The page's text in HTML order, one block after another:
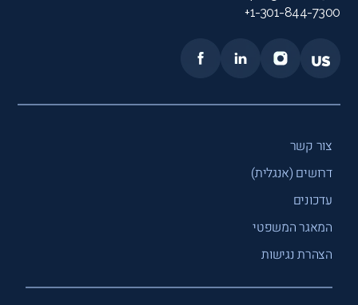
1-301-844-7300+
צור קשר
דרושים (אנגלית)
עדכונים
המאגר המשפטי
הצהרת נגישות